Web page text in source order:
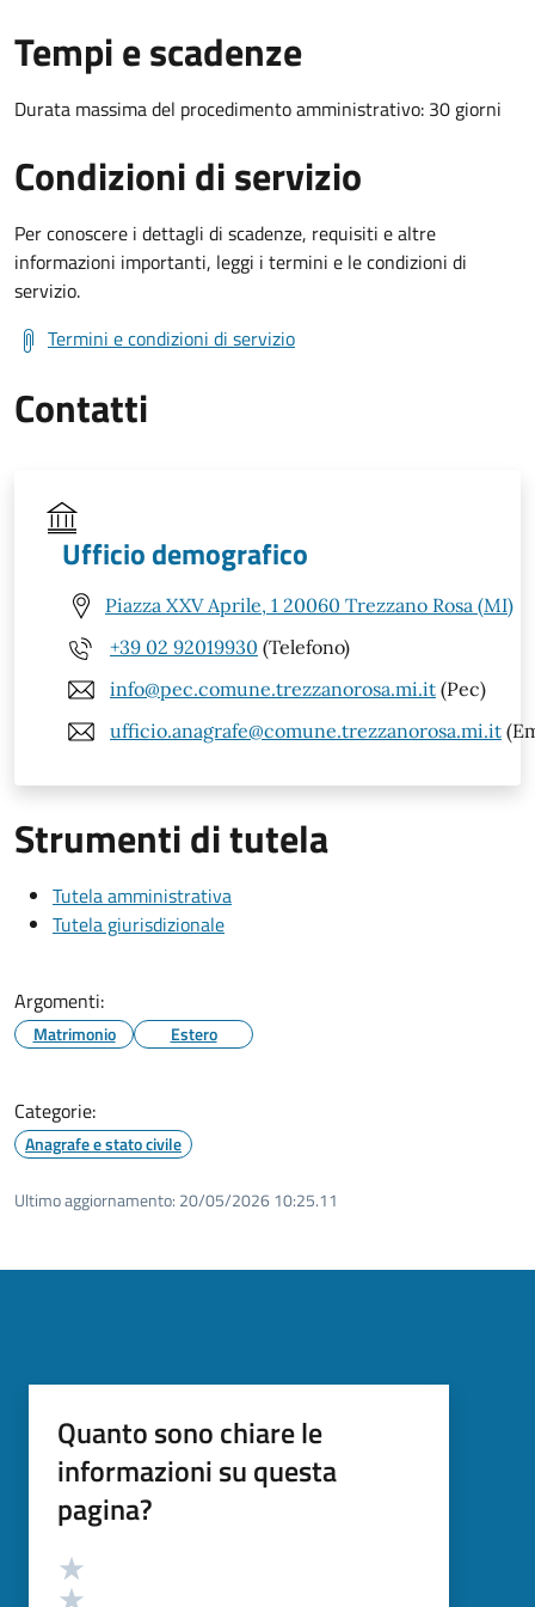
Tempi e scadenze
Durata massima del procedimento amministrativo: 30 giorni
Condizioni di servizio
Per conoscere i dettagli di scadenze, requisiti e altre
informazioni importanti, leggi i termini e le condizioni di
servizio.
Termini e condizioni di servizio
Contatti
Ufficio demografico
Piazza XXV Aprile, 1 20060 Trezzano Rosa (MI)
+39 02 92019930 (Telefono)
info@pec.comune.trezzanorosa.mi.it (Pec)
ufficio.anagrafe@comune.trezzanorosa.mi.it
Strumenti di tutela
Tutela amministrativa
Tutela giurisdizionale
Argomenti:
Matrimonio Estero
Categorie:
Anagrafe e stato civile
Ultimo aggiornamento: 20/05/2026 10:25.11
Quanto sono chiare le
informazioni su questa
pagina?
Valutazione